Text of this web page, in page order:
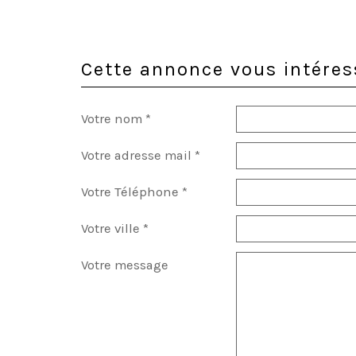
Cette annonce vous
Votre nom *
Votre adresse mail *
Votre Téléphone *
Votre ville *
Votre message